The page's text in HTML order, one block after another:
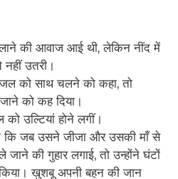
की आवाज आई थी, लेकिन नींद में
उतरी।
को साथ चलने को कहा, तो
को कह दिया।
उल्टियां होने लगीं।
कि जब उसने जीजा और उसकी माँ से
की गुहार लगाई, तो उन्होंने घंटों
खुशबू अपनी बहन की जान